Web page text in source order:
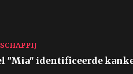
"Mia" identificeerde